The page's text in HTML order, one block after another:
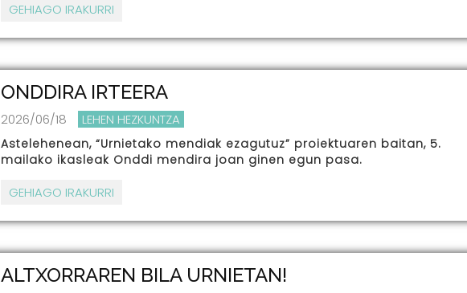
GEHIAGO IRAKURRI
ONDDIRA IRTEERA
2026/06/18 LEHEN HEZKUNTZA
Astelehenean, “Urnietako mendiak ezagutuz” proiektuaren baitan, 5.
mailako ikasleak Onddi mendira joan ginen egun pasa.
GEHIAGO IRAKURRI
ALTXORRAREN BILA URNIETAN!